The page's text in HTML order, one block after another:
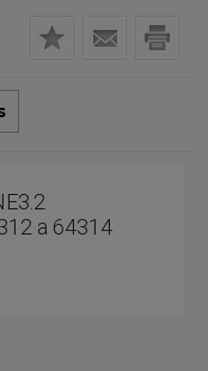
a 64314